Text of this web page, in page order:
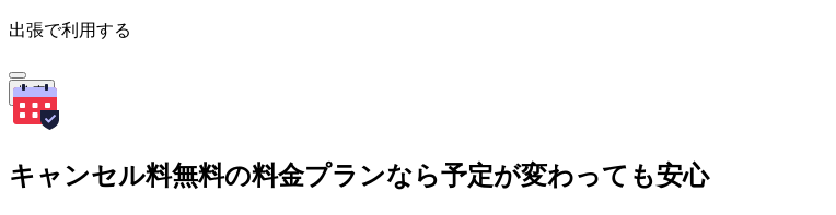
出張で利用する
検索
キャンセル料無料の料金プランなら予定が変わっても安心